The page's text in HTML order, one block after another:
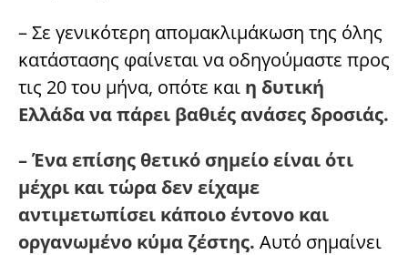
– Σε γενικότερη απομακλιμάκωση της όλης
κατάστασης φαίνεται να οδηγούμαστε προς
τις 20 του μήνα, οπότε και η δυτική
Ελλάδα να πάρει βαθιές ανάσες δροσιάς.
– Ένα επίσης θετικό σημείο είναι ότι
μέχρι και τώρα δεν είχαμε
αντιμετωπίσει κάποιο έντονο και
οργανωμένο κύμα ζέστης. Αυτό σημαίνει